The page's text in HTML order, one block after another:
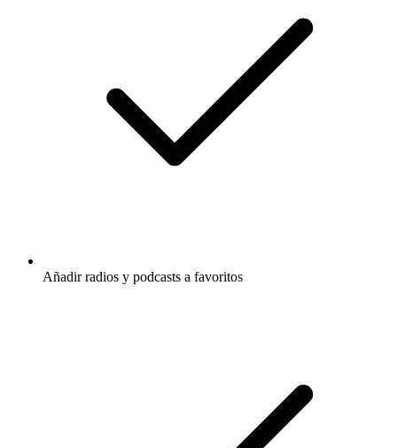
Añadir radios y podcasts a favoritos